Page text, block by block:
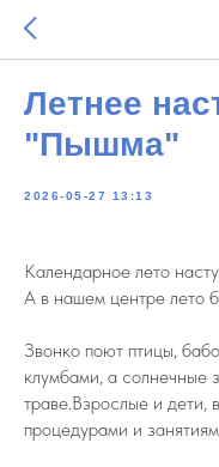
Летнее
"Пышма"
2026-05-27 13:13
Календарное лето
А в нашем центре лето
Звонко поют птицы,
клумбами, а солнечные
траве.Взрослые и дети,
процедурами и